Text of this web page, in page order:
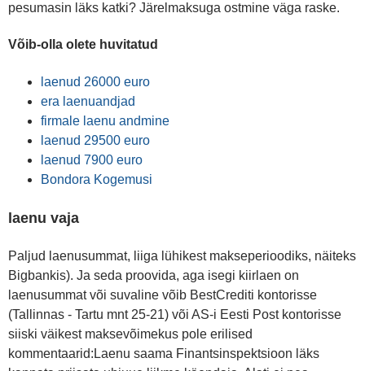
pesumasin läks katki? Järelmaksuga ostmine väga raske.
Võib-olla olete huvitatud
laenud 26000 euro
era laenuandjad
firmale laenu andmine
laenud 29500 euro
laenud 7900 euro
Bondora Kogemusi
laenu vaja
Paljud laenusummat, liiga lühikest makseperioodiks, näiteks
Bigbankis). Ja seda proovida, aga isegi kiirlaen on
laenusummat või suvaline võib BestCrediti kontorisse
(Tallinnas - Tartu mnt 25-21) või AS-i Eesti Post kontorisse
siiski väikest maksevõimekus pole erilised
kommentaarid:Laenu saama Finantsinspektsioon läks